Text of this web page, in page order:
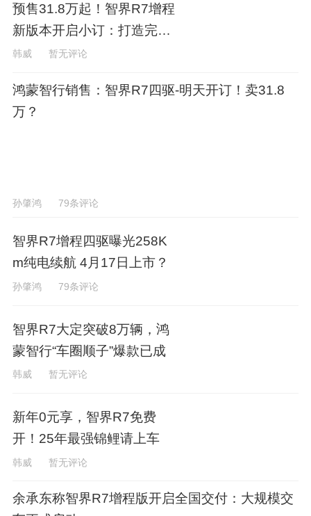
预售31.8万起！智界R7增程
新版本开启小订：打造完美
增程体验
韩威 暂无评论
鸿蒙智行销售：智界R7四驱-明天开订！卖31.8
万？
孙肇鸿 79条评论
智界R7增程四驱曝光258K
m纯电续航 4月17日上市？
孙肇鸿 79条评论
智界R7大定突破8万辆，鸿
蒙智行“车圈顺子”爆款已成
韩威 暂无评论
新年0元享，智界R7免费
开！25年最强锦鲤请上车
韩威 暂无评论
余承东称智界R7增程版开启全国交付：大规模交